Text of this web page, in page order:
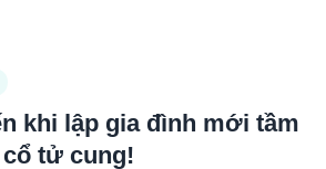
khi lập gia đình mới tầm
tử cung!